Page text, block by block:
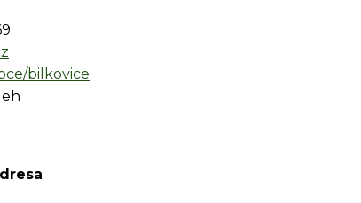
bilkovice